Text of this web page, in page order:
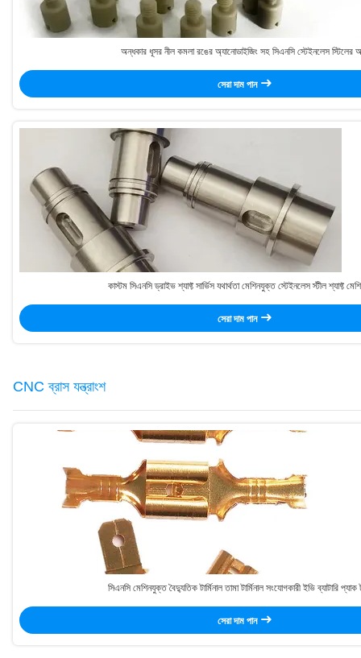
অন্ধকার ধূসর নীল কমলা রঙের অ্যানোডাইজিং সহ সিএনসি স্টেইনলেস স্টিলের
সেরা দাম পান
কাস্টম সিএনসি ড্রাইভ শ্যাফ্ট সার্ভিস যথার্থতা মেশিনযুক্ত স্টেইনলেস স্টীল শ্যাফ্ট
সেরা দাম পান
CNC ব্রাস যন্ত্রাংশ
সিএনসি মেশিনযুক্ত বৈদ্যুতিক টার্মিনাল তামা টার্মিনাল সংযোগকারী ইভি ব্যাটারি প্যাক
সেরা দাম পান